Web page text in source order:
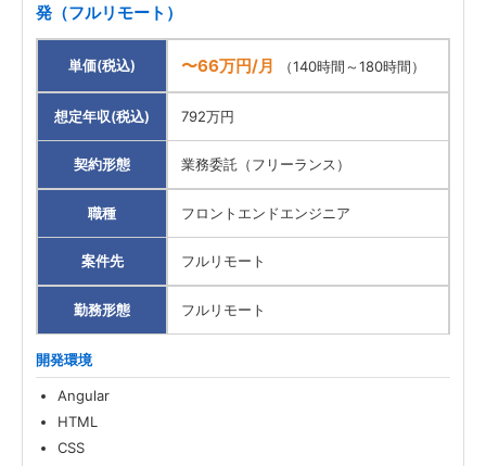
発（フルリモート）
単価(税込) 〜66万円/月 （140時間～180時間）
想定年収(税込) 792万円
契約形態 業務委託（フリーランス）
職種 フロントエンドエンジニア
案件先 フルリモート
勤務形態 フルリモート
開発環境
Angular
HTML
CSS